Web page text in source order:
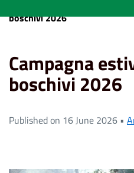
boschivi 2026
Campagna
boschivi 2026
Published on 16 June 2026 •